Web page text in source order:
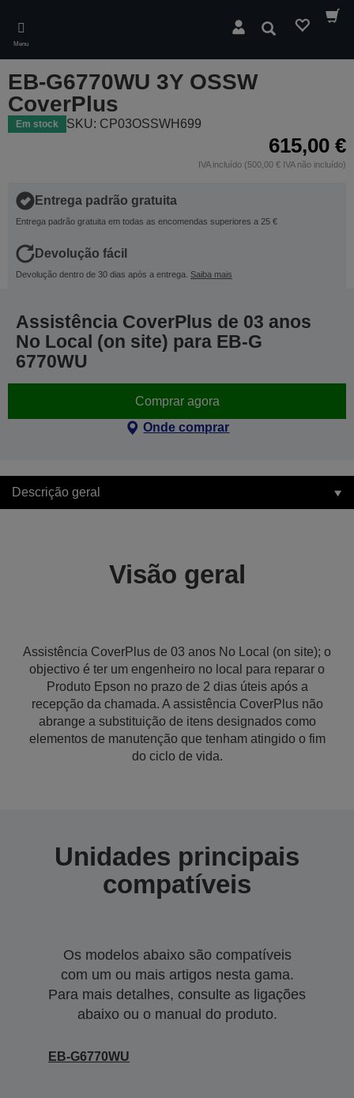
main
content
Menu
Pesquisar
EB-G6770WU 3Y OSSW
CoverPlus
Em stock SKU: CP03OSSWH699
615,00 €
IVA incluído (500,00 € IVA não incluído)
Entrega padrão gratuita
Entrega padrão gratuita em todas as encomendas superiores a 25 €
Devolução fácil
Devolução dentro de 30 dias após a entrega. Saiba mais
Assistência CoverPlus de 03 anos
No Local (on site) para EB-G
6770WU
Comprar agora
Onde comprar
Descrição geral
Visão geral
Assistência CoverPlus de 03 anos No Local (on site); o
objectivo é ter um engenheiro no local para reparar o
Produto Epson no prazo de 2 dias úteis após a
recepção da chamada. A assistência CoverPlus não
abrange a substituição de itens designados como
elementos de manutenção que tenham atingido o fim
do ciclo de vida.
Unidades principais
compatíveis
Os modelos abaixo são compatíveis
com um ou mais artigos nesta gama.
Para mais detalhes, consulte as ligações
abaixo ou o manual do produto.
EB-G6770WU